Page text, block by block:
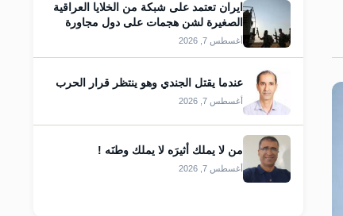
ايران تعتمد على شبكة من الخلايا العراقية
الصغيرة لشن هجمات على دول مجاورة
أغسطس 7, 2026
عندما يقتل الجندي وهو ينتظر قرار الحرب
أغسطس 7, 2026
من لا يملك أثيرَه لا يملك وطنَه !
أغسطس 7, 2026